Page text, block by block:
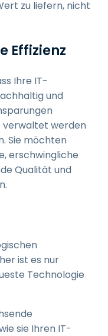
zu liefern, nicht
Effizienz
Ihre IT-
und
verwaltet werden
Sie möchten
erschwingliche
Qualität und
ist es nur
Technologie
sie Ihren IT-